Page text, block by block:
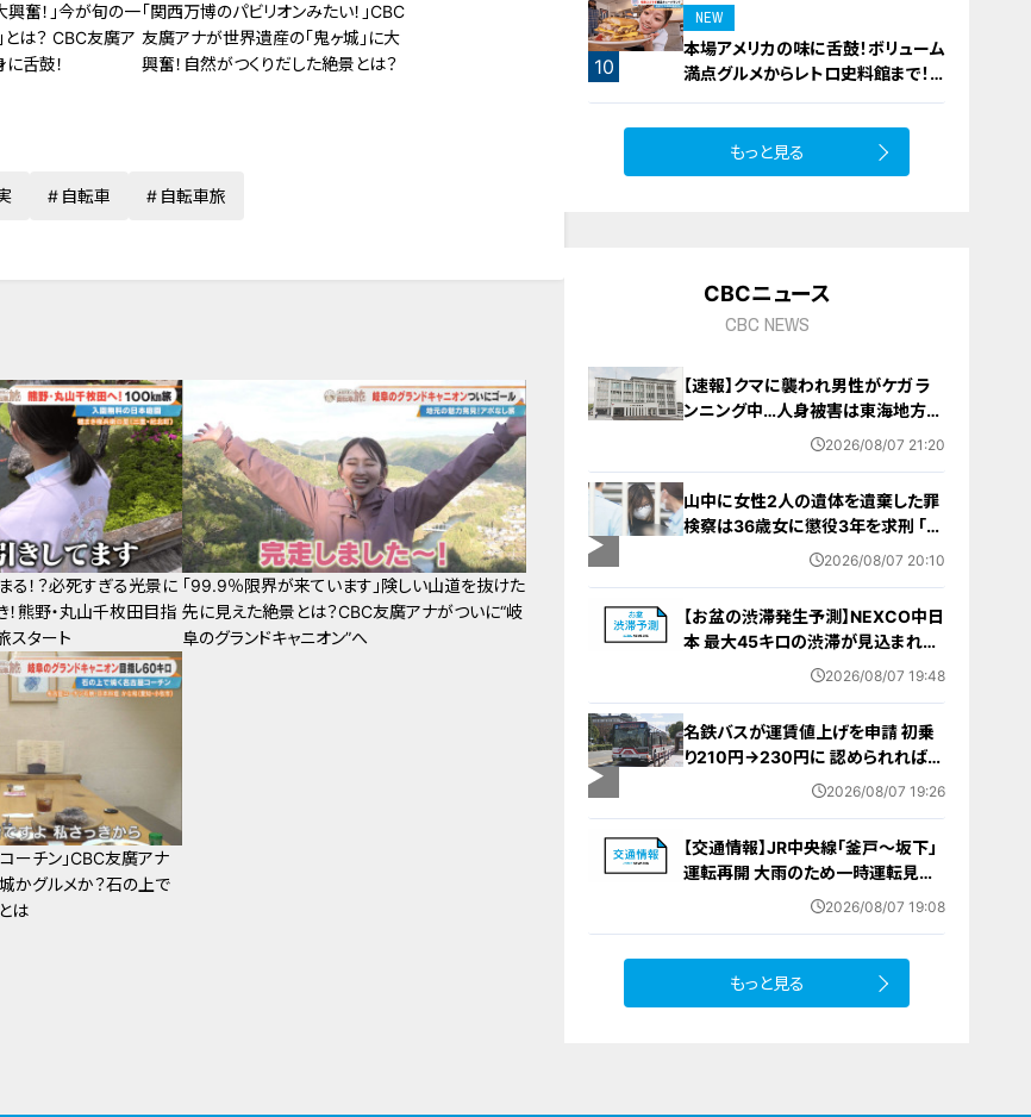
興奮！」今が旬の一
とは？ CBC友廣ア
舌鼓！
「関西万博のパビリオンみたい！」CBC
友廣アナが世界遺産の「鬼ヶ城」に大
興奮！自然がつくりだした絶景とは？
自転車 自転車旅
！？必死すぎる光景に
！熊野・丸山千枚田目指
スタート
「99.9％限界が来ています」険しい山道を抜けた
先に見えた絶景とは？CBC友廣アナがついに“岐
阜のグランドキャニオン”へ
ーチン」CBC友廣アナ
かグルメか？石の上で
は
10
NEW
本場アメリカの味に舌鼓！ボリューム
満点グルメからレトロ史料館まで！
愛知・東海市の感動スポット3選
もっと見る
CBCニュース
CBC NEWS
【速報】クマに襲われ男性がケガ ラ
ンニング中…人身被害は東海地方で
今シーズン初めて 岐阜県高山市
2026/08/07 21:20
山中に女性2人の遺体を遺棄した罪
検察は36歳女に懲役3年を求刑 ｢遺
棄時に近くに居続けたこと自体が重
2026/08/07 20:10
【お盆の渋滞発生予測】NEXCO中日
本 最大45キロの渋滞が見込まれる
区間も… 中央道・東名・新東名・東名
2026/08/07 19:48
名鉄バスが運賃値上げを申請 初乗
り210円→230円に 認められれば
12月から全路線で平均1割程度の値
2026/08/07 19:26
【交通情報】JR中央線「釜戸～坂下」
運転再開 大雨のため一時運転見合
2026/08/07 19:08
もっと見る